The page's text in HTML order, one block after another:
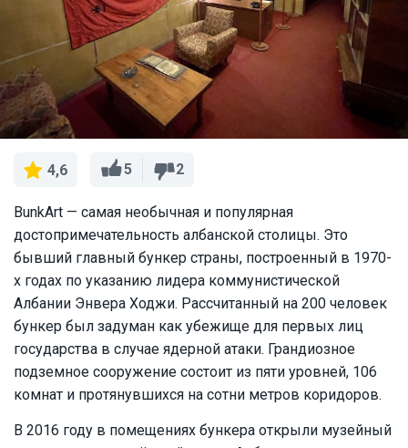
4,6 5 2
BunkArt — cамая необычная и популярная
достопримечательность албанской столицы. Это
бывший главный бункер страны, построенный в 1970-
х годах по указанию лидера коммунистической
Албании Энвера Ходжи. Рассчитанный на 200 человек
бункер был задуман как убежище для первых лиц
государства в случае ядерной атаки. Грандиозное
подземное сооружение состоит из пяти уровней, 106
комнат и протянувшихся на сотни метров коридоров.
В 2016 году в помещениях бункера открыли музейный